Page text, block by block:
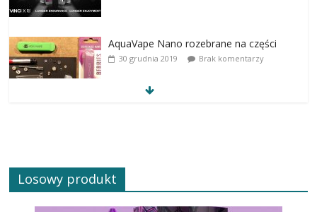
AquaVape Nano rozebrane na części
30 grudnia 2019 Brak komentarzy
Losowy produkt